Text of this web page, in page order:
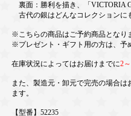
裏面：勝利を描き、「VICTORIA
古代の銀はどんなコレクションに
※こちらの商品はご予約商品となり
※プレゼント・ギフト用の方は、予
在庫状況によってはお届けまでに2
また、製造元・卸元で完売の場合
ます。
【型番】52235